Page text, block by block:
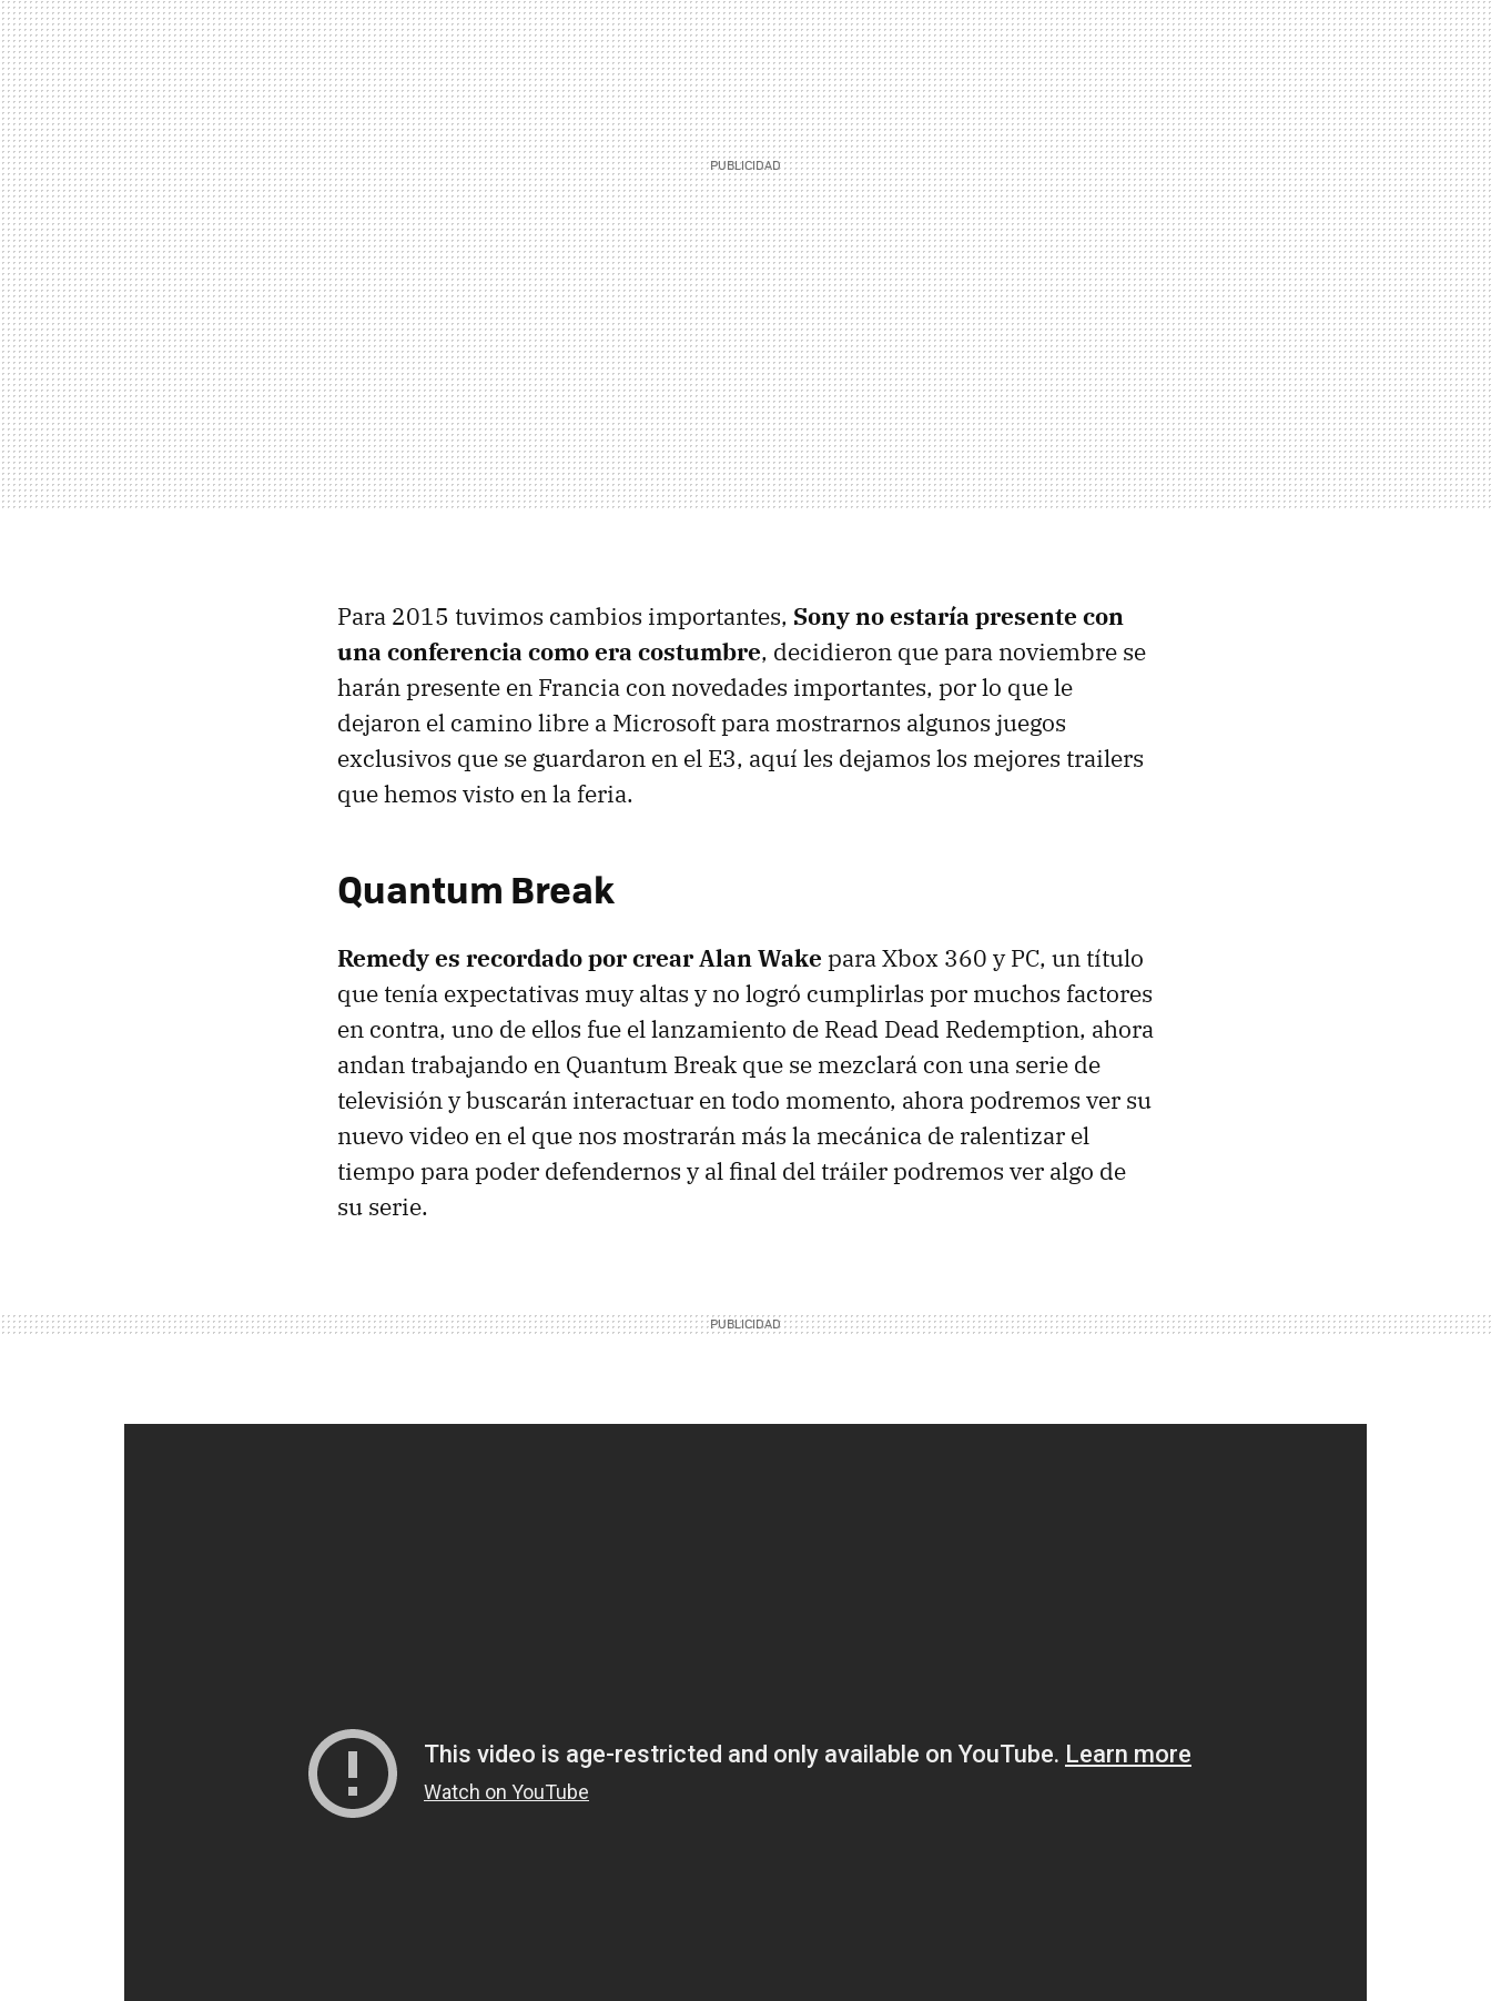
Para 2015 tuvimos cambios importantes, Sony no estaría presente con
una conferencia como era costumbre, decidieron que para noviembre se
harán presente en Francia con novedades importantes, por lo que le
dejaron el camino libre a Microsoft para mostrarnos algunos juegos
exclusivos que se guardaron en el E3, aquí les dejamos los mejores trailers
que hemos visto en la feria.
Quantum Break
Remedy es recordado por crear Alan Wake para Xbox 360 y PC, un título
que tenía expectativas muy altas y no logró cumplirlas por muchos factores
en contra, uno de ellos fue el lanzamiento de Read Dead Redemption, ahora
andan trabajando en Quantum Break que se mezclará con una serie de
televisión y buscarán interactuar en todo momento, ahora podremos ver su
nuevo video en el que nos mostrarán más la mecánica de ralentizar el
tiempo para poder defendernos y al final del tráiler podremos ver algo de
su serie.